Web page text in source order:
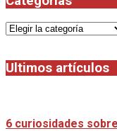
Categorias
Ultimos artículos
6 curiosidades